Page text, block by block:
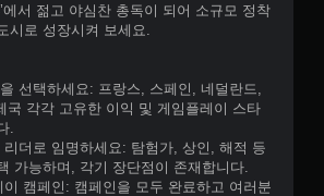
에서 젊고 야심찬 총독이 되어 소규모 정착
시로 성장시켜 보세요.
선택하세요: 프랑스, 스페인, 네덜란드,
국 각각 고유한 이익 및 게임플레이 스타
.
더로 임명하세요: 탐험가, 상인, 해적 등
가능하며, 각기 장단점이 존재합니다.
캠페인: 캠페인을 모두 완료하고 여러분